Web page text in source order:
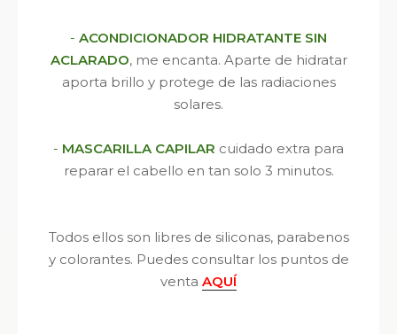
- ACONDICIONADOR HIDRATANTE SIN
ACLARADO, me encanta. Aparte de hidratar
aporta brillo y protege de las radiaciones
solares.
- MASCARILLA CAPILAR cuidado extra para
reparar el cabello en tan solo 3 minutos.
Todos ellos son libres de siliconas, parabenos
y colorantes. Puedes consultar los puntos de
venta AQUÍ